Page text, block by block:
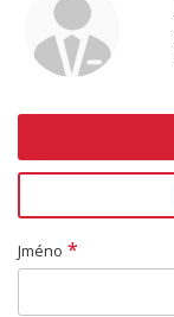
Jméno *